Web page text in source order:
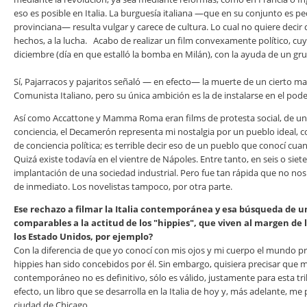
eso es posible en Italia. La burguesía italiana —que en su conjunto es
provinciana— resulta vulgar y carece de cultura. Lo cual no quiere decir
hechos, a la lucha. Acabo de realizar un film convexamente político,
diciembre (día en que estalló la bomba en Milán), con la ayuda de un
Sí, Pajarracos y pajaritos señaló — en efecto— la muerte de un cierto
Comunista Italiano, pero su única ambición es la de instalarse en el
Así como Accattone y Mamma Roma eran films de protesta social, de
conciencia, el Decamerón representa mi nostalgia por un pueblo ideal,
de conciencia política; es terrible decir eso de un pueblo que conocí
Quizá existe todavía en el vientre de Nápoles. Entre tanto, en seis o
implantación de una sociedad industrial. Pero fue tan rápida que no
de inmediato. Los novelistas tampoco, por otra parte.
Ese rechazo a filmar la Italia contemporánea y esa búsqueda de
comparables a la actitud de los "hippies", que viven al margen
los Estado Unidos, por ejemplo?
Con la diferencia de que yo conocí con mis ojos y mi cuerpo el mundo
hippies han sido concebidos por él. Sin embargo, quisiera precisar que
contemporáneo no es definitivo, sólo es válido, justamente para esta
efecto, un libro que se desarrolla en la Italia de hoy y, más adelante,